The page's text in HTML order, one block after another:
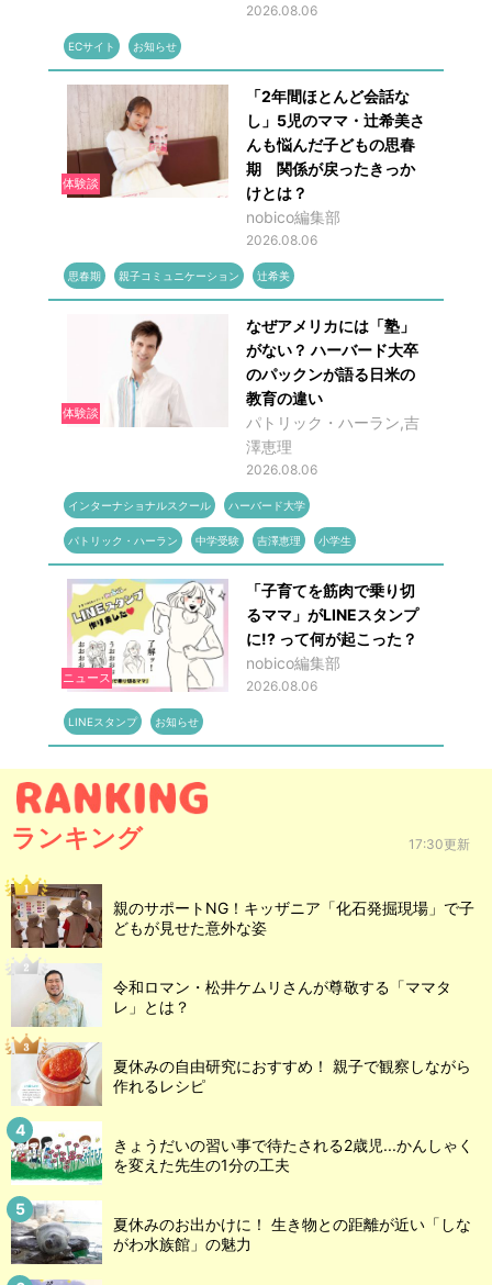
2026.08.06
ECサイト お知らせ
体験談
「2年間ほとんど会話な
し」5児のママ・辻希美さ
んも悩んだ子どもの思春
期 関係が戻ったきっか
けとは？
nobico編集部
2026.08.06
思春期 親子コミュニケーション 辻希美
体験談
なぜアメリカには「塾」
がない？ ハーバード大卒
のパックンが語る日米の
教育の違い
パトリック・ハーラン,吉
澤恵理
2026.08.06
インターナショナルスクール ハーバード大学
パトリック・ハーラン 中学受験 吉澤恵理 小学生
ニュース
「子育てを筋肉で乗り切
るママ」がLINEスタンプ
に!? って何が起こった？
nobico編集部
2026.08.06
LINEスタンプ お知らせ
ランキング 17:30更新
親のサポートNG！キッザニア「化石発掘現場」で子
どもが見せた意外な姿
令和ロマン・松井ケムリさんが尊敬する「ママタ
レ」とは？
夏休みの自由研究におすすめ！ 親子で観察しながら
作れるレシピ
きょうだいの習い事で待たされる2歳児...かんしゃく
を変えた先生の1分の工夫
夏休みのお出かけに！ 生き物との距離が近い「しな
がわ水族館」の魅力